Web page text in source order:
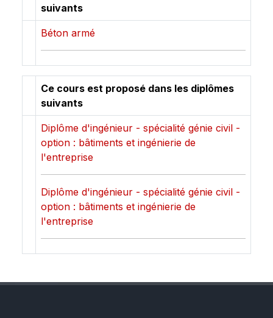
suivants
Béton armé
Ce cours est proposé dans les diplômes
suivants
Diplôme d'ingénieur - spécialité génie civil -
option : bâtiments et ingénierie de
l'entreprise
Diplôme d'ingénieur - spécialité génie civil -
option : bâtiments et ingénierie de
l'entreprise